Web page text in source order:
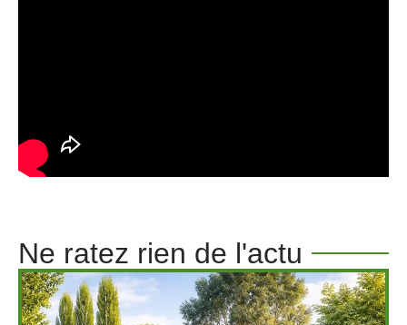
Ne ratez rien de l'actu